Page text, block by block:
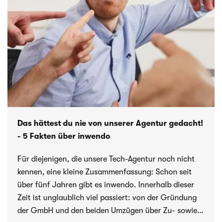
Das hättest du nie von unserer Agentur gedacht!
- 5 Fakten über inwendo
Für diejenigen, die unsere Tech-Agentur noch nicht
kennen, eine kleine Zusammenfassung: Schon seit
über fünf Jahren gibt es inwendo. Innerhalb dieser
Zeit ist unglaublich viel passiert: von der Gründung
der GmbH und den beiden Umzügen über Zu- sowie